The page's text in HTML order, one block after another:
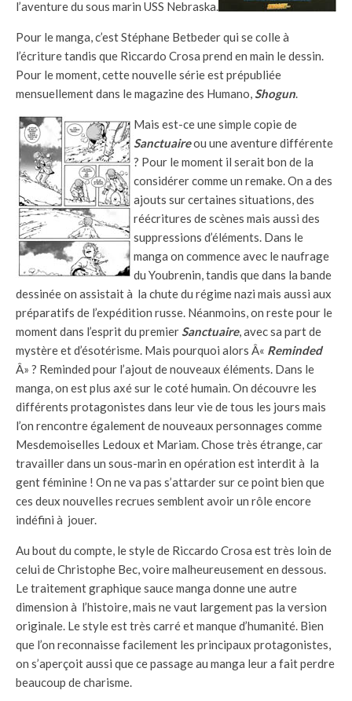
l’aventure du sous marin USS Nebraska.
Pour le manga, c’est Stéphane Betbeder qui se colle à
l’écriture tandis que Riccardo Crosa prend en main le dessin.
Pour le moment, cette nouvelle série est prépubliée
mensuellement dans le magazine des Humano, Shogun
Mais est-ce une simple copie de
Sanctuaireou une aventure différente
? Pour le moment il serait bon de la
considérer comme un remake. On a des
ajouts sur certaines situations, des
réécritures de scènes mais aussi des
suppressions d’éléments. Dans le
manga on commence avec le naufrage
du Youbrenin, tandis que dans la bande
dessinée on assistait à la chute du régime nazi mais aussi aux
préparatifs de l’expédition russe. Néanmoins, on reste pour le
moment dans l’esprit du premier Sanctuaire, avec sa part de
mystère et d’ésotérisme. Mais pourquoi alors Â« Reminded
Â» ? Reminded pour l’ajout de nouveaux éléments. Dans le
manga, on est plus axé sur le coté humain. On découvre les
différents protagonistes dans leur vie de tous les jours mais
l’on rencontre également de nouveaux personnages comme
Mesdemoiselles Ledoux et Mariam. Chose très étrange, car
travailler dans un sous-marin en opération est interdit à la
gent féminine ! On ne va pas s’attarder sur ce point bien que
ces deux nouvelles recrues semblent avoir un rôle encore
indéfini à jouer.
Au bout du compte, le style de Riccardo Crosa est très loin de
celui de Christophe Bec, voire malheureusement en dessous.
Le traitement graphique sauce manga donne une autre
dimension à l’histoire, mais ne vaut largement pas la version
originale. Le style est très carré et manque d’humanité. Bien
que l’on reconnaisse facilement les principaux protagonistes,
on s’aperçoit aussi que ce passage au manga leur a fait perdre
beaucoup de charisme.